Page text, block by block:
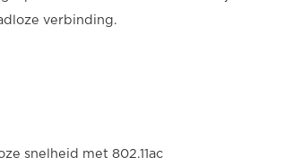
verbinding.
snelheid met 802.11ac